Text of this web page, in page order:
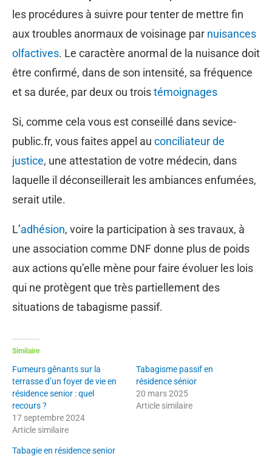
les procédures à suivre pour tenter de mettre fin
aux troubles anormaux de voisinage par nuisances
olfactives. Le caractère anormal de la nuisance doit
être confirmé, dans de son intensité, sa fréquence
et sa durée, par deux ou troistémoignages
Si, comme cela vous est conseillé dans sevice-
public.fr, vous faites appel au conciliateur de
justice, une attestation de votre médecin, dans
laquelle il déconseillerait les ambiances enfumées,
serait utile.
L’adhésion, voire la participation à ses travaux, à
une association comme DNF donne plus de poids
aux actions qu’elle mène pour faire évoluer les lois
qui ne protègent que très partiellement des
situations de tabagisme passif.
Similaire
Fumeurs gênants sur la
terrasse d’un foyer de vie en
résidence senior : quel
recours ?
17 septembre 2024
Article similaire
Tabagisme passif en
résidence sénior
20 mars 2025
Article similaire
Tabagie en résidence senior